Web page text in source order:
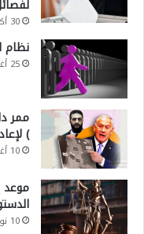
30 أكتوبر، 2025
نظام
25 أغسطس، 2025
)
10 أغسطس، 2025
موعد
10 نوفمبر، 2025